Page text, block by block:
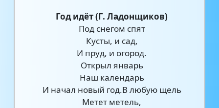
Год идёт (Г. Ладонщиков)
Под снегом спят
Кусты, и сад,
И пруд, и огород.
Открыл январь
Наш календарь
И начал новый год.В любую щель
Метет метель,